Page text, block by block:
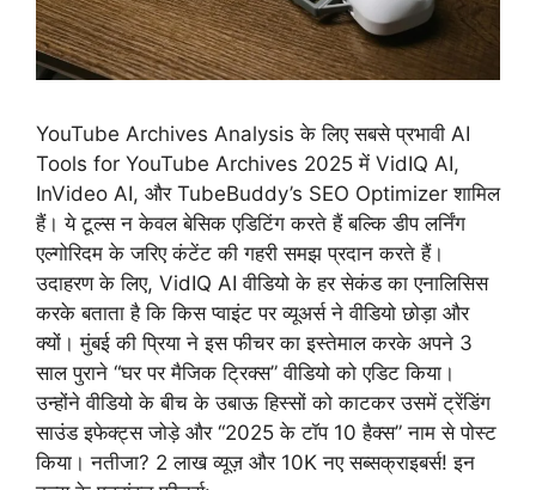
YouTube Archives Analysis के लिए सबसे प्रभावी AI
Tools for YouTube Archives 2025 में VidIQ AI,
InVideo AI, और TubeBuddy’s SEO Optimizer शामिल
हैं। ये टूल्स न केवल बेसिक एडिटिंग करते हैं बल्कि डीप लर्निंग
एल्गोरिदम के जरिए कंटेंट की गहरी समझ प्रदान करते हैं।
उदाहरण के लिए, VidIQ AI वीडियो के हर सेकंड का एनालिसिस
करके बताता है कि किस प्वाइंट पर व्यूअर्स ने वीडियो छोड़ा और
क्यों। मुंबई की प्रिया ने इस फीचर का इस्तेमाल करके अपने 3
साल पुराने “घर पर मैजिक ट्रिक्स” वीडियो को एडिट किया।
उन्होंने वीडियो के बीच के उबाऊ हिस्सों को काटकर उसमें ट्रेंडिंग
साउंड इफेक्ट्स जोड़े और “2025 के टॉप 10 हैक्स” नाम से पोस्ट
किया। नतीजा? 2 लाख व्यूज़ और 10K नए सब्सक्राइबर्स! इन